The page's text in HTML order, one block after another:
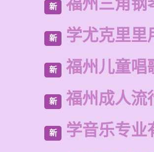
新 福州三角钢
新 学尤克里里
新 福州儿童唱
新 福州成人流
新 学音乐专业